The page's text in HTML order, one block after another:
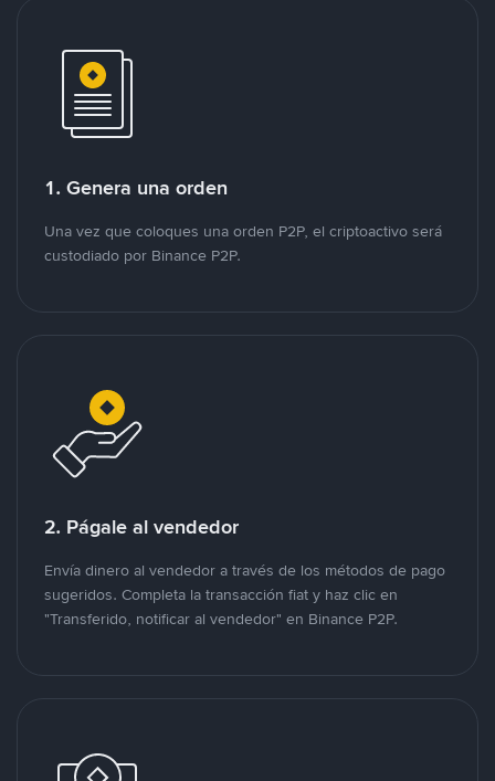
1. Genera una orden
Una vez que coloques una orden P2P, el criptoactivo será
custodiado por Binance P2P.
2. Págale al vendedor
Envía dinero al vendedor a través de los métodos de pago
sugeridos. Completa la transacción fiat y haz clic en
"Transferido, notificar al vendedor" en Binance P2P.